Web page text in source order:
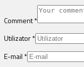
Comment*
Utilizator*
E-mail *